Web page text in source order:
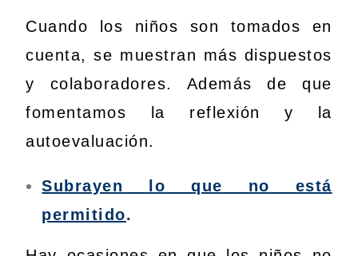
Cuando los niños son tomados en
cuenta, se muestran más dispuestos
y colaboradores. Además de que
fomentamos la reflexión y la
autoevaluación.
Subrayen lo que no está
permitido.